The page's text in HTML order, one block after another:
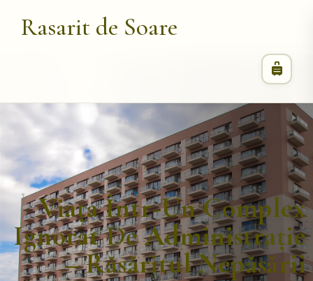
Rasarit de Soare
Viața Într-Un Complex
Ignorat De Administrație
– Răsăritul Nepăsării